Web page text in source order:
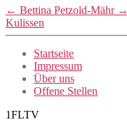
← Bettina Petzold-Mähr →
Kulissen
Startseite
Impressum
Über uns
Offene Stellen
1FLTV